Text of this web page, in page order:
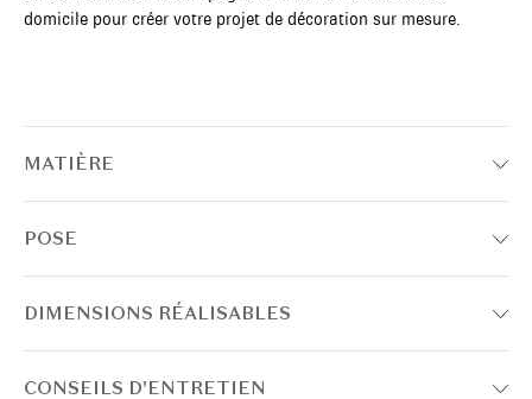
domicile pour créer votre projet de décoration sur mesure.
MATIÈRE
POSE
DIMENSIONS RÉALISABLES
CONSEILS D'ENTRETIEN